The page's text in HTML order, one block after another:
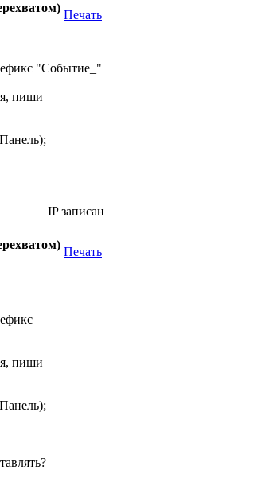
Печать
"Событие_"
пиши
IP записан
Печать
пиши